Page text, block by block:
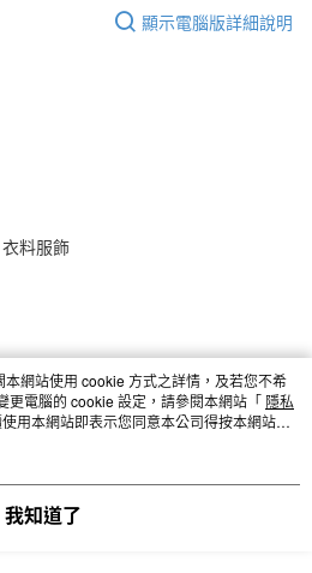
顯示電腦版詳細說明
料服飾
網站使用 cookie 方式之詳情，及若您不希
更電腦的 cookie 設定，請參閱本網站「 隱私
用本網站即表示您同意本公司得按本網站使
我知道了